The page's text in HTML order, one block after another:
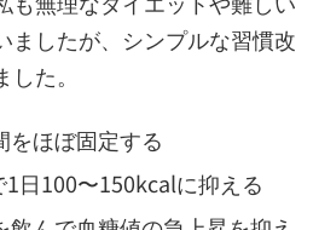
ましたが、シンプルな習慣改
た。
をほぼ固定する
日100〜150kcalに抑える